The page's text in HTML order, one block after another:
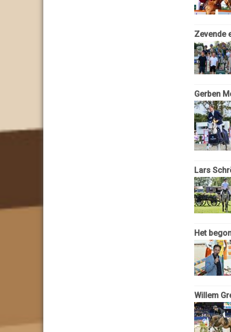
Zevende
Gerben
Lars
Het
Willem